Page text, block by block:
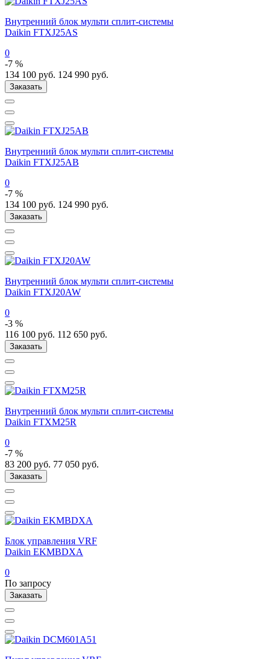
Внутренний блок мульти сплит-системы
Daikin FTXJ25AS
0
-7 %
134 100 руб. 124 990 руб.
Заказать
Внутренний блок мульти сплит-системы
Daikin FTXJ25AB
0
-7 %
134 100 руб. 124 990 руб.
Заказать
Внутренний блок мульти сплит-системы
Daikin FTXJ20AW
0
-3 %
116 100 руб. 112 650 руб.
Заказать
Внутренний блок мульти сплит-системы
Daikin FTXM25R
0
-7 %
83 200 руб. 77 050 руб.
Заказать
Блок управления VRF
Daikin EKMBDXA
0
По запросу
Заказать